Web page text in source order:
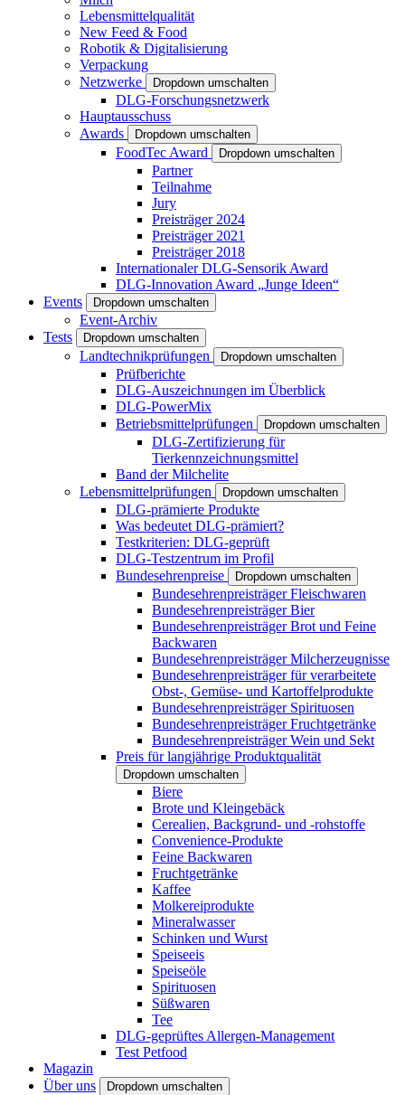
Lebensmittelqualität
New Feed & Food
Robotik & Digitalisierung
Verpackung
Netzwerke
Dropdown umschalten
DLG-Forschungsnetzwerk
Hauptausschuss
Awards
Dropdown umschalten
FoodTec Award Dropdown umschalten
Partner
Teilnahme
Jury
Preisträger 2024
Preisträger 2021
Preisträger 2018
Internationaler DLG-Sensorik Award
DLG-Innovation Award „Junge Ideen“
Events
Dropdown umschalten
Event-Archiv
Tests
Dropdown umschalten
Landtechnikprüfungen Dropdown umschalten
Prüfberichte
DLG-Auszeichnungen im Überblick
DLG-PowerMix
Betriebsmittelprüfungen
Dropdown umschalten
DLG-Zertifizierung für
Tierkennzeichnungsmittel
Band der Milchelite
Lebensmittelprüfungen
Dropdown umschalten
DLG-prämierte Produkte
Was bedeutet DLG-prämiert?
Testkriterien: DLG-geprüft
DLG-Testzentrum im Profil
Bundesehrenpreise
Dropdown umschalten
Bundesehrenpreisträger Fleischwaren
Bundesehrenpreisträger Bier
Bundesehrenpreisträger Brot und Feine
Backwaren
Bundesehrenpreisträger Milcherzeugnisse
Bundesehrenpreisträger für verarbeitete
Obst-, Gemüse- und Kartoffelprodukte
Bundesehrenpreisträger Spirituosen
Bundesehrenpreisträger Fruchtgetränke
Bundesehrenpreisträger Wein und Sekt
Preis für langjährige Produktqualität
Dropdown umschalten
Biere
Brote und Kleingebäck
Cerealien, Backgrund- und -rohstoffe
Convenience-Produkte
Feine Backwaren
Fruchtgetränke
Kaffee
Molkereiprodukte
Mineralwasser
Schinken und Wurst
Speiseeis
Speiseöle
Spirituosen
Süßwaren
Tee
DLG-geprüftes Allergen-Management
Test Petfood
Magazin
Über uns
Dropdown umschalten